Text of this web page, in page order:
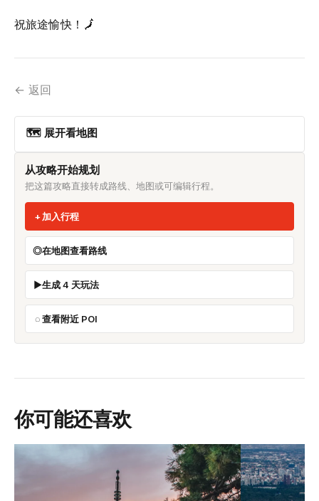
祝旅途愉快！🗾
← 返回
🗺 展开看地图
从攻略开始规划
把这篇攻略直接转成路线、地图或可编辑行程。
加入行程
在地图查看路线
生成 4 天玩法
查看附近 POI
你可能还喜欢